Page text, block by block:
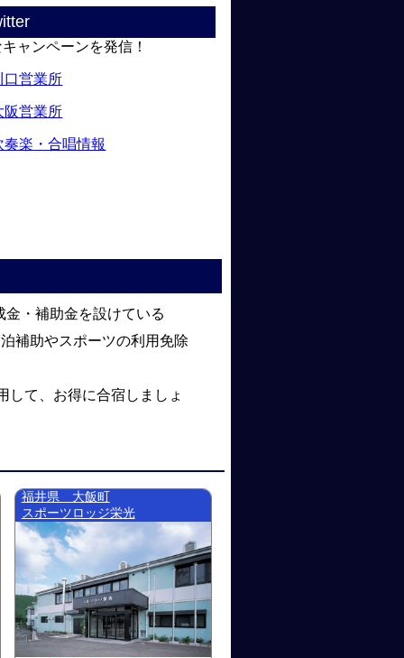
ャンペーンを発信！
口営業所
阪営業所
奏楽・合唱情報
・補助金を設けている
補助やスポーツの利用免除
して、お得に合宿しましょ
福井県 大飯町
スポーツロッジ栄光